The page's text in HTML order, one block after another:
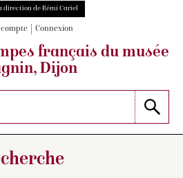
direction de Rémi Cariel
Connexion
français du musée
Dijon